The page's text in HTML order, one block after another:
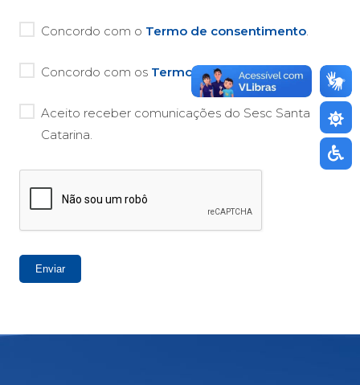
Concordo com o Termo de consentimento.
Concordo com os Termos de privacidade.
Aceito receber comunicações do Sesc Santa
Catarina.
Enviar